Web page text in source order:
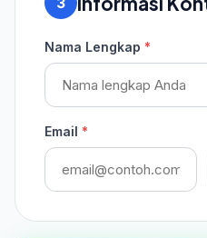
Nama Lengkap *
Email *